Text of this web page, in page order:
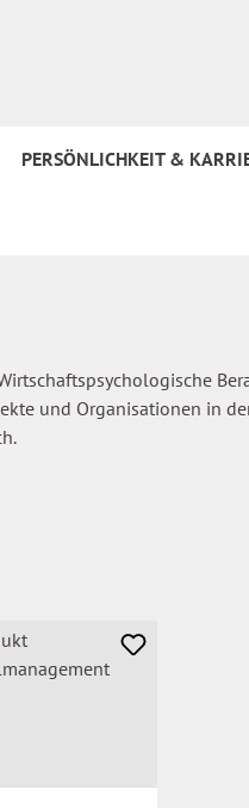
PERSÖNLICHKEIT &
und Organisationen in